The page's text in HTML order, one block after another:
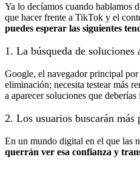
Ya lo decíamos cuando hablamos
que hacer frente a TikTok y el
puedes esperar las siguientes
1. La búsqueda de
Google, el navegador principal por
eliminación; necesita testear más
a aparecer soluciones que
2. Los usuarios buscarán más
En un mundo digital en el que las
querrán ver esa confianza y